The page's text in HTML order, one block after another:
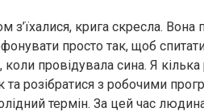
крига скресла.
просто так, щоб
провідувала сина. Я кілька
та розібратися з робочими
термін. За цей час